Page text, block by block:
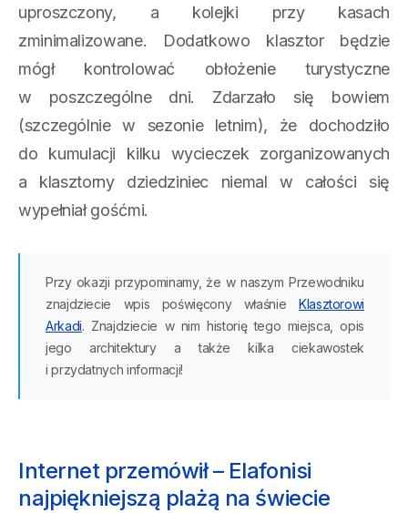
uproszczony, a kolejki przy kasach
zminimalizowane. Dodatkowo klasztor będzie
mógł kontrolować obłożenie turystyczne
w poszczególne dni. Zdarzało się bowiem
(szczególnie w sezonie letnim), że dochodziło
do kumulacji kilku wycieczek zorganizowanych
a klasztorny dziedziniec niemal w całości się
wypełniał gośćmi.
Przy okazji przypominamy, że w naszym Przewodniku
znajdziecie wpis poświęcony właśnie Klasztorowi
Arkadi. Znajdziecie w nim historię tego miejsca, opis
jego architektury a także kilka ciekawostek
i przydatnych informacji!
Internet przemówił – Elafonisi
najpiękniejszą plażą na świecie